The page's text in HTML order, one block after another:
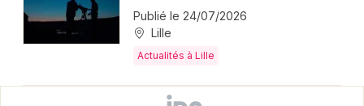
Publié le 24/07/2026
Lille
Actualités à Lille